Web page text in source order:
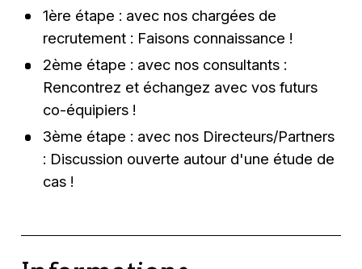
1ère étape : avec nos chargées de
recrutement : Faisons connaissance !
2ème étape : avec nos consultants :
Rencontrez et échangez avec vos futurs
co-équipiers !
3ème étape : avec nos Directeurs/Partners
: Discussion ouverte autour d'une étude de
cas !